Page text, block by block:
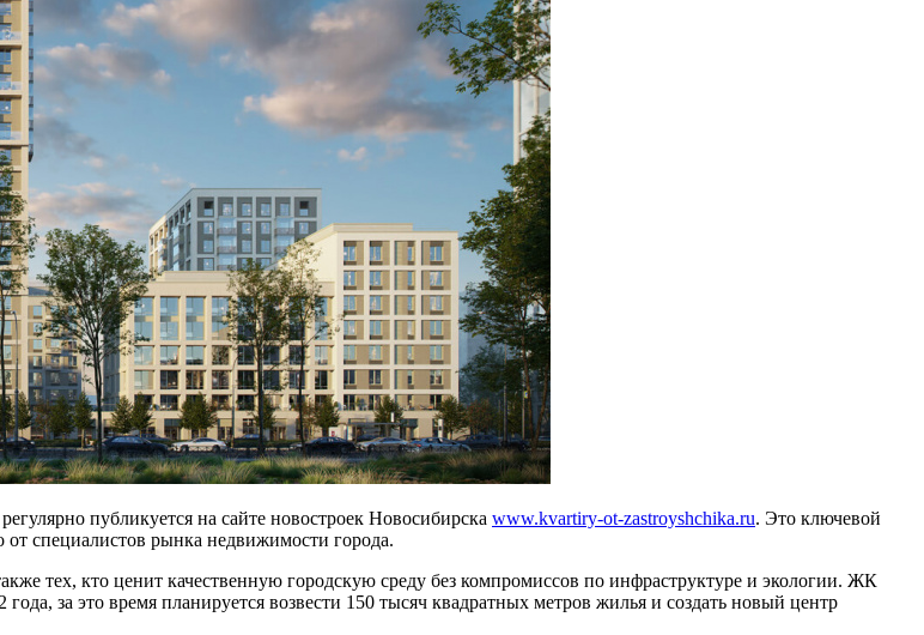
публикуется на сайте новостроек Новосибирска www.kvartiry-ot-zastroyshchika.ru. Это ключевой
от специалистов рынка недвижимости города.
тех, кто ценит качественную городскую среду без компромиссов по инфраструктуре и экологии. ЖК
за это время планируется возвести 150 тысяч квадратных метров жилья и создать новый центр